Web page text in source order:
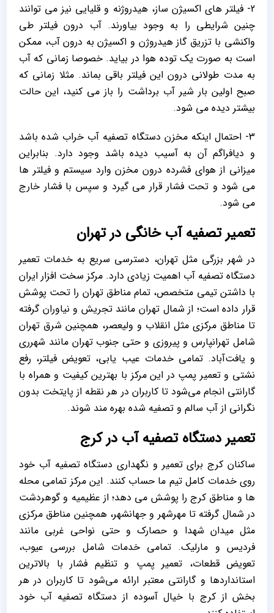
2- فیلتر های اکسیژن ساز، هیدروژنه و قلیایی نیز می توانند
چنین شرایطی را به وجود بیاورند. آب درون فیلتر طی
واکنشی با تزریق گاز هیدروژن و اکسیژن به درون آب، ممکن
است به صورت یک توده هوا در بیاید. خصوصا زمانی که آب
به مدت طولانی درون این فیلتر باقی بماند. مثلا زمانی که
صبح اولین بار شیر آب برداشت را باز می کنید، این حالت
بیشتر دیده می شود.
3- احتمال اینکه مخزن دستگاه تصفیه آب خراب شده باشد
و دیافراگم آن به آسیب دیده باشد وجود دارد. بنابراین
میزانی از هوای فشرده درون مخزن وارد سیستم و فیلتر ها
می شود و تحت فشار قرار می گیرد و سپس با فشار خارج
می شود.
تعمیر تصفیه آب خانگی در تهران
در شهر بزرگی مثل تهران، دسترسی سریع به خدمات تعمیر
دستگاه تصفیه آب اهمیت زیادی دارد. مرکز سخت افزار ایران
با داشتن تیمی متخصص، تمام مناطق تهران را تحت پوشش
قرار داده است؛ از شمال تهران مانند تجریش و نیاوران گرفته
تا مناطق مرکزی مثل انقلاب و ولیعصر، همچنین شرق تهران
شامل تهرانپارس و پیروزی و حتی جنوب تهران مانند شهرری
و یافت‌آباد. تمامی خدمات عیب ‌یابی، تعویض فیلتر، رفع
نشتی و تعمیر پمپ در این مرکز با بهترین کیفیت و همراه با
گارانتی انجام می‌شود تا کاربران در هر نقطه از پایتخت بدون
نگرانی از آب سالم و تصفیه ‌شده بهره‌ مند شوند.
تعمیر دستگاه تصفیه آب در کرج
ساکنان کرج برای تعمیر و نگهداری دستگاه تصفیه آب خود
روی خدمات کامل تیم ما حساب کنند. این مرکز تمامی محله
‌ها و مناطق کرج را پوشش می ‌دهد؛ از عظیمیه و گوهردشت
در شمال گرفته تا مهرشهر و جهانشهر، همچنین مناطق مرکزی
مثل میدان شهدا و حصارک و حتی نواحی غربی مانند
فردیس و مارلیک. تمامی خدمات شامل بررسی عیوب،
تعویض قطعات، تعمیر پمپ و تنظیم فشار با بالاترین
استانداردها و گارانتی معتبر ارائه می‌شود تا کاربران در هر
بخش از کرج با خیال آسوده از دستگاه تصفیه آب خود